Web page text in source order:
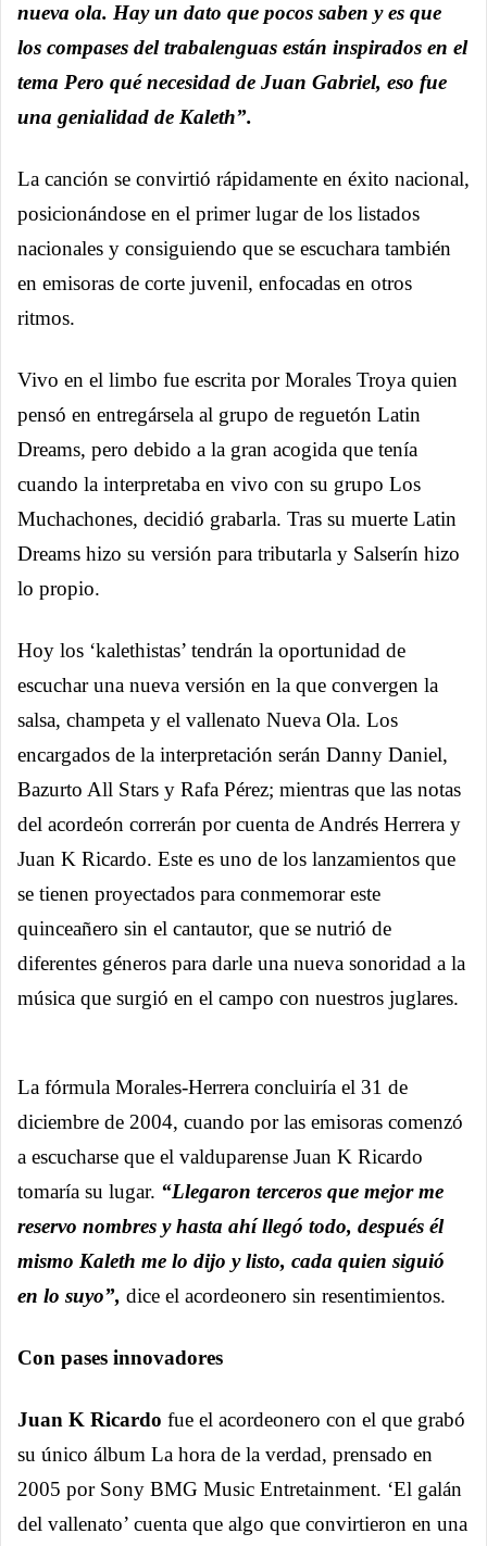
nueva ola. Hay un dato que pocos saben y es que
los compases del trabalenguas están inspirados en el
tema Pero qué necesidad de Juan Gabriel, eso fue
una genialidad de Kaleth”.
La canción se convirtió rápidamente en éxito nacional,
posicionándose en el primer lugar de los listados
nacionales y consiguiendo que se escuchara también
en emisoras de corte juvenil, enfocadas en otros
ritmos.
Vivo en el limbo fue escrita por Morales Troya quien
pensó en entregársela al grupo de reguetón Latin
Dreams, pero debido a la gran acogida que tenía
cuando la interpretaba en vivo con su grupo Los
Muchachones, decidió grabarla. Tras su muerte Latin
Dreams hizo su versión para tributarla y Salserín hizo
lo propio.
Hoy los ‘kalethistas’ tendrán la oportunidad de
escuchar una nueva versión en la que convergen la
salsa, champeta y el vallenato Nueva Ola. Los
encargados de la interpretación serán Danny Daniel,
Bazurto All Stars y Rafa Pérez; mientras que las notas
del acordeón correrán por cuenta de Andrés Herrera y
Juan K Ricardo. Este es uno de los lanzamientos que
se tienen proyectados para conmemorar este
quinceañero sin el cantautor, que se nutrió de
diferentes géneros para darle una nueva sonoridad a la
música que surgió en el campo con nuestros juglares.
La fórmula Morales-Herrera concluiría el 31 de
diciembre de 2004, cuando por las emisoras comenzó
a escucharse que el valduparense Juan K Ricardo
tomaría su lugar. “Llegaron terceros que mejor me
reservo nombres y hasta ahí llegó todo, después él
mismo Kaleth me lo dijo y listo, cada quien siguió
en lo suyo”, dice el acordeonero sin resentimientos.
Con pases innovadores
Juan K Ricardo fue el acordeonero con el que grabó
su único álbum La hora de la verdad, prensado en
2005 por Sony BMG Music Entretainment. ‘El galán
del vallenato’ cuenta que algo que convirtieron en una